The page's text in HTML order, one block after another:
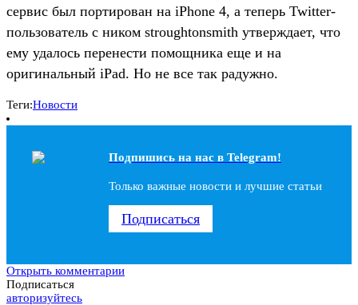
сервис был портирован на iPhone 4, а теперь Twitter-
пользователь с ником stroughtonsmith утверждает, что
ему удалось перенести помощника еще и на
оригинальный iPad. Но не все так радужно.
Теги:Новости
Подпишись на наc в Telegram!
Только важные новости и лучшие статьи
Подписаться
Открыть комментарии
Подписаться
авторизуйтесь